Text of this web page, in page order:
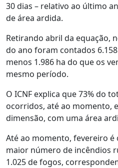
30 dias – relativo ao último
de área ardida.
Retirando abril da equação,
do ano foram contados
menos 1.986 ha do que os
mesmo período.
O ICNF explica que 73% do
ocorridos, até ao momento,
dimensão, com uma área
Até ao momento, fevereiro é
maior número de incêndios
1.025 de fogos,